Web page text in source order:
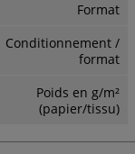
Format
Conditionnement /
format
Poids en g/m²
(papier/tissu)